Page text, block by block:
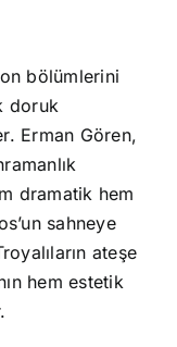
bölümlerini
doruk
Erman Gören,
dramatik hem
sahneye
ateşe
hem estetik